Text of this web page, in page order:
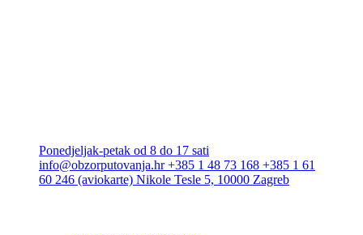
Ponedjeljak-petak od 8 do 17 sati
info@obzorputovanja.hr +385 1 48 73 168 +385 1 61
60 246 (aviokarte) Nikole Tesle 5, 10000 Zagreb